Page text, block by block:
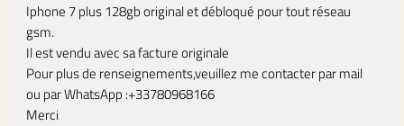
Iphone 7 plus 128gb original et débloqué pour tout réseau
gsm.
Il est vendu avec sa facture originale
Pour plus de renseignements,veuillez me contacter par mail
ou par WhatsApp :+33780968166
Merci